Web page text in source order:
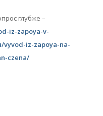
глубже –
iz-zapoya-v-
vyvod-iz-zapoya-na-
czena/